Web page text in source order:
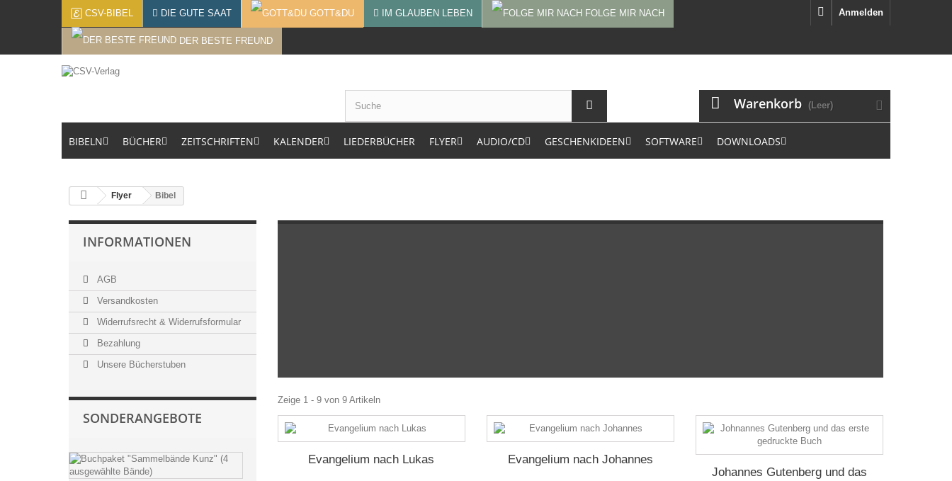
Anmelden
CSV-BIBEL DIE GUTE SAAT GOTT&DU IM GLAUBEN LEBEN FOLGE MIR NACH
DER BESTE FREUND
Warenkorb (Leer)
BIBELN BÜCHER ZEITSCHRIFTEN KALENDER LIEDERBÜCHER FLYER AUDIO/CD GESCHENKIDEEN SOFTWARE DOWNLOADS
Flyer Bibel
INFORMATIONEN
AGB
Versandkosten
Widerrufsrecht & Widerrufsformular
Bezahlung
Unsere Bücherstuben
SONDERANGEBOTE
Zeige 1 - 9 von 9 Artikeln
Evangelium nach Lukas Evangelium nach Johannes
Johannes Gutenberg und das